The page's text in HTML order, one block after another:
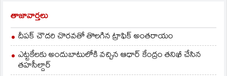
తాజావార్తలు
దీపక్ చౌదరి చొరవతో తొలగిన ట్రాఫిక్‌ అంతరాయం
ఎట్టకేలకు అందుబాటులోకి వచ్చిన ఆధార్ కేంద్రం తనిఖీ చేసిన
తహసీల్దార్